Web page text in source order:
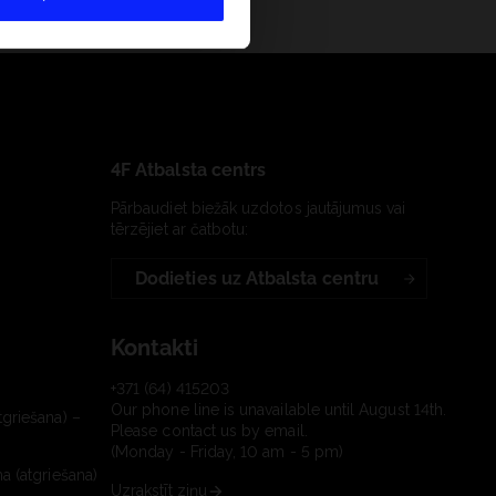
–
(atgriešana)
4F Atbalsta centrs
Pārbaudiet biežāk uzdotos jautājumus vai
tērzējiet ar čatbotu:
Dodieties uz Atbalsta centru
Kontakti
+371 (64) 415203
Our phone line is unavailable until August 14th.
Please contact us by email.
(Monday - Friday, 10 am - 5 pm)
Uzrakstīt ziņu